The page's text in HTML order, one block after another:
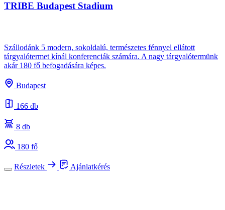
TRIBE Budapest Stadium
Szállodánk 5 modern, sokoldalú, természetes fénnyel ellátott
tárgyalótermet kínál konferenciák számára. A nagy tárgyalótermünk
akár 180 fő befogadására képes.
Budapest
166 db
8 db
180 fő
Részletek Ajánlatkérés